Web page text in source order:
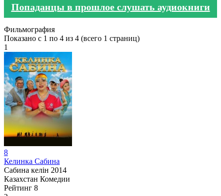
Попаданцы в прошлое слушать аудиокниги
Фильмография
Показано с 1 по 4 из 4 (всего 1 страниц)
1
8
Келинка Сабина
Сабина келін 2014
Казахстан Комедии
Рейтинг 8